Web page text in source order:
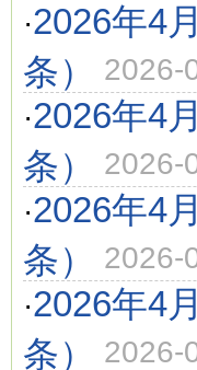
·2026年4
条）
2026-
·2026年4
条）
2026-
·2026年4
条）
2026-
·2026年4
条）
2026-